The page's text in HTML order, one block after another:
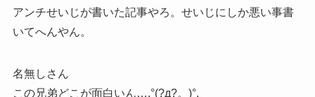
アンチせいじが書いた記事やろ。せいじにしか悪い事書
いてへんやん。
名無しさん
この兄弟どこが面白いん….°(?д?。)°.